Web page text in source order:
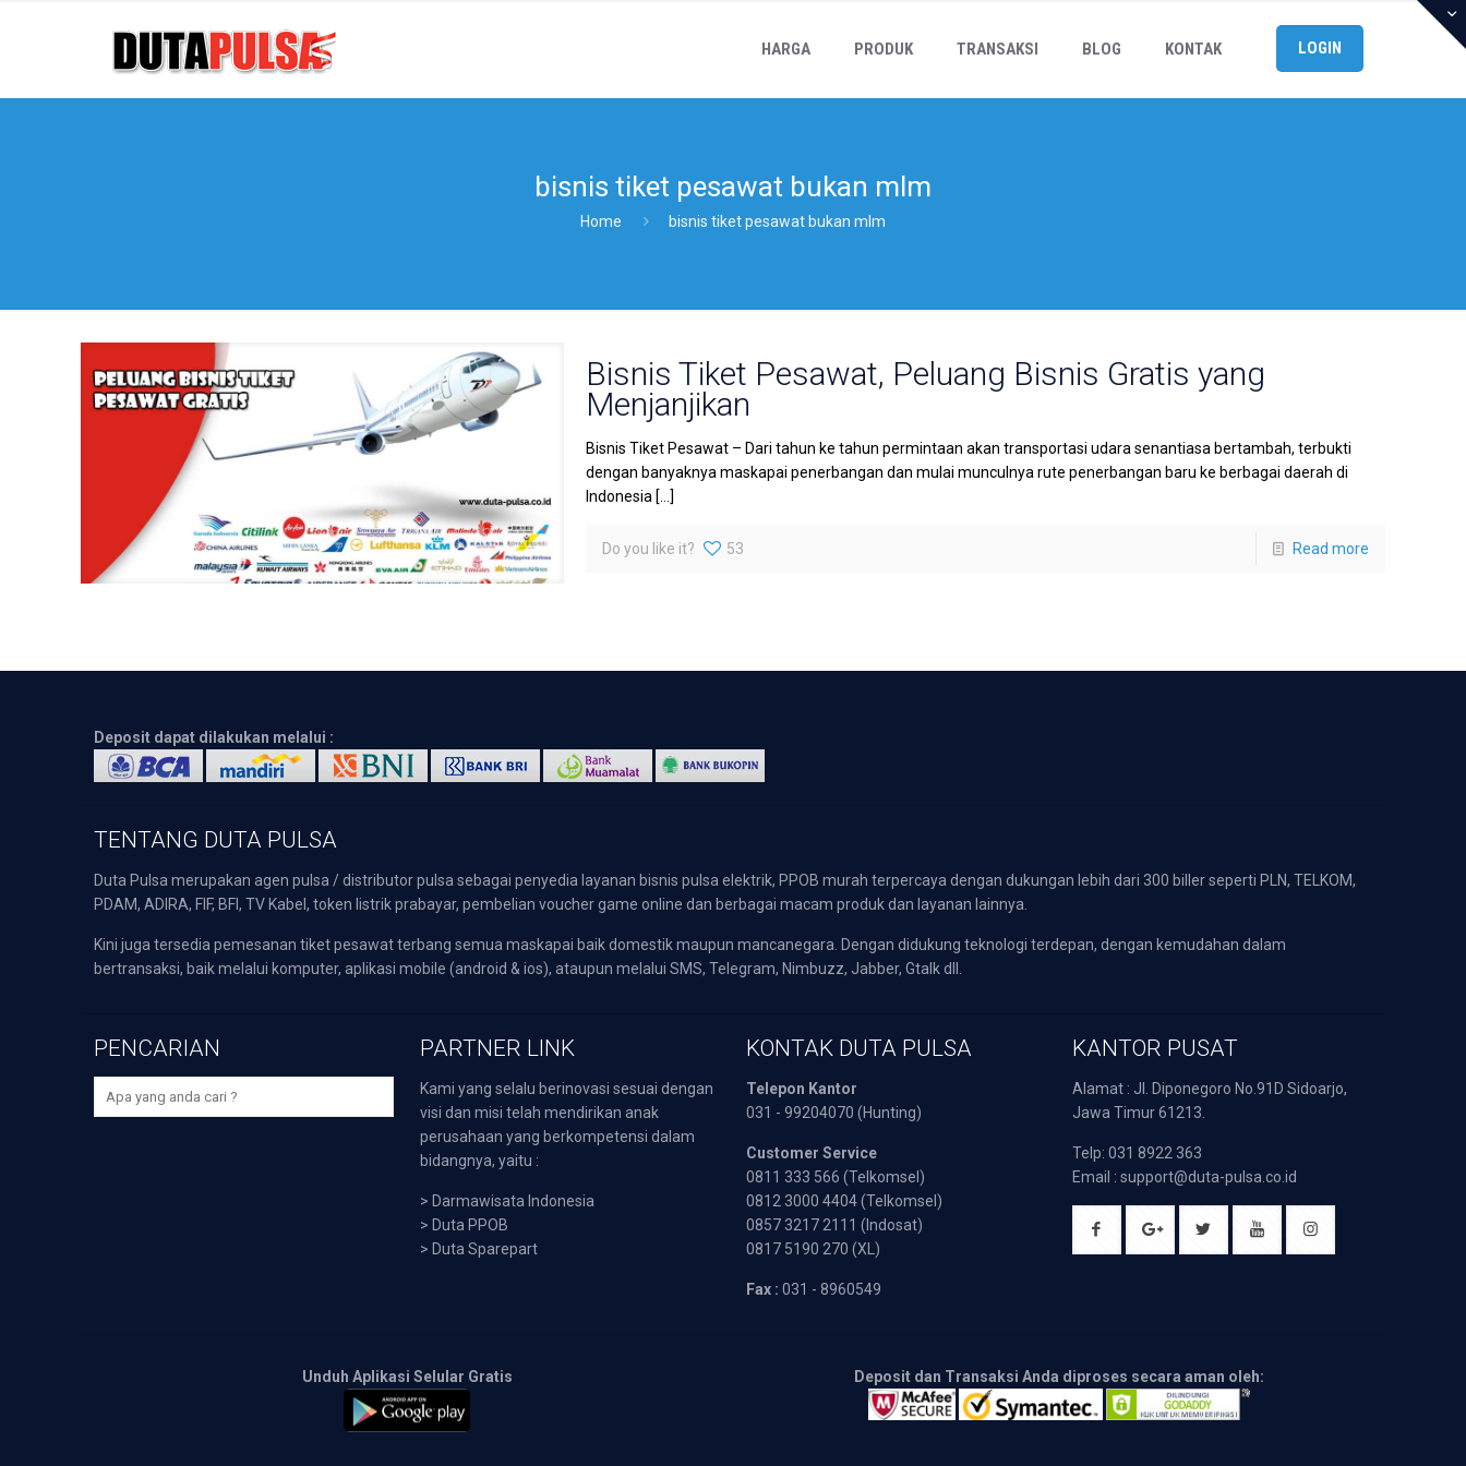
HARGA PRODUK TRANSAKSI BLOG KONTAK LOGIN
bisnis tiket pesawat bukan mlm
Home bisnis tiket pesawat bukan mlm
Bisnis Tiket Pesawat, Peluang Bisnis Gratis yang
Menjanjikan
Bisnis Tiket Pesawat – Dari tahun ke tahun permintaan akan transportasi udara senantiasa bertambah, terbukti
dengan banyaknya maskapai penerbangan dan mulai munculnya rute penerbangan baru ke berbagai daerah di
Indonesia […]
Do you like it? 53 Read more
Deposit dapat dilakukan melalui :
TENTANG DUTA PULSA
Duta Pulsa merupakan agen pulsa / distributor pulsa sebagai penyedia layanan bisnis pulsa elektrik, PPOB murah terpercaya dengan dukungan lebih dari 300 biller seperti PLN, TELKOM,
PDAM, ADIRA, FIF, BFI, TV Kabel, token listrik prabayar, pembelian voucher game online dan berbagai macam produk dan layanan lainnya.
Kini juga tersedia pemesanan tiket pesawat terbang semua maskapai baik domestik maupun mancanegara. Dengan didukung teknologi terdepan, dengan kemudahan dalam
bertransaksi, baik melalui komputer, aplikasi mobile (android & ios), ataupun melalui SMS, Telegram, Nimbuzz, Jabber, Gtalk dll.
PENCARIAN PARTNER LINK
Kami yang selalu berinovasi sesuai dengan
visi dan misi telah mendirikan anak
perusahaan yang berkompetensi dalam
bidangnya, yaitu :
> Darmawisata Indonesia
> Duta PPOB
> Duta Sparepart
KONTAK DUTA PULSA
Telepon Kantor
031 - 99204070 (Hunting)
Customer Service
0811 333 566 (Telkomsel)
0812 3000 4404 (Telkomsel)
0857 3217 2111 (Indosat)
0817 5190 270 (XL)
Fax : 031 - 8960549
KANTOR PUSAT
Alamat : Jl. Diponegoro No.91D Sidoarjo,
Jawa Timur 61213.
Telp: 031 8922 363
Email : support@duta-pulsa.co.id
Unduh Aplikasi Selular Gratis Deposit dan Transaksi Anda diproses secara aman oleh: